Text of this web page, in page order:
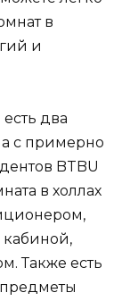
в
и
два
с примерно
BTBU
в холлах
Также есть